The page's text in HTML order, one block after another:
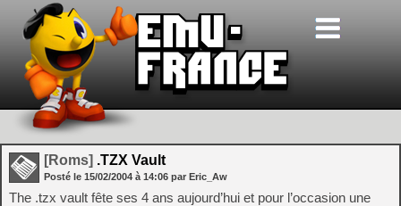
[Roms] .TZX Vault
Posté le 15/02/2004 à 14:06 par Eric_Aw
The .tzx vault fête ses 4 ans aujourd’hui et pour l’occasion une